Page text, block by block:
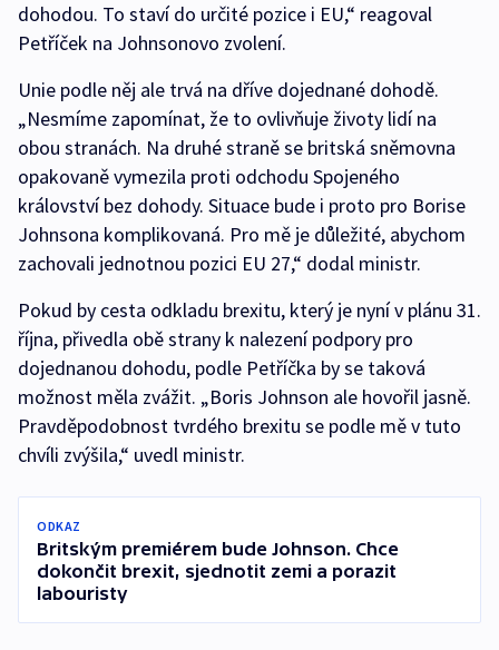
dohodou. To staví do určité pozice i EU,“ reagoval
Petříček na Johnsonovo zvolení.
Unie podle něj ale trvá na dříve dojednané dohodě.
„Nesmíme zapomínat, že to ovlivňuje životy lidí na
obou stranách. Na druhé straně se britská sněmovna
opakovaně vymezila proti odchodu Spojeného
království bez dohody. Situace bude i proto pro Borise
Johnsona komplikovaná. Pro mě je důležité, abychom
zachovali jednotnou pozici EU 27,“ dodal ministr.
Pokud by cesta odkladu brexitu, který je nyní v plánu 31.
října, přivedla obě strany k nalezení podpory pro
dojednanou dohodu, podle Petříčka by se taková
možnost měla zvážit. „Boris Johnson ale hovořil jasně.
Pravděpodobnost tvrdého brexitu se podle mě v tuto
chvíli zvýšila,“ uvedl ministr.
ODKAZ
Britským premiérem bude Johnson. Chce
dokončit brexit, sjednotit zemi a porazit
labouristy